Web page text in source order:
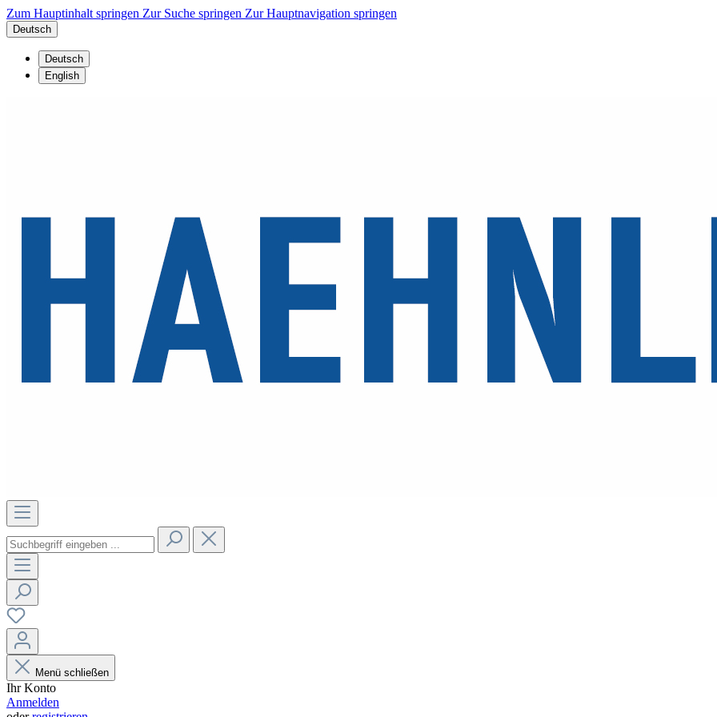
Zum Hauptinhalt springen Zur Suche springen Zur Hauptnavigation springen
Deutsch
Deutsch
English
Menü schließen
Ihr Konto
Anmelden